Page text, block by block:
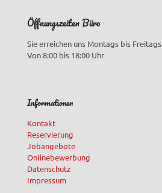
Öffnungszeiten Büro
Sie erreichen uns Montags bis Freitags
Von 8:00 bis 18:00 Uhr
Informationen
Kontakt
Reservierung
Jobangebote
Onlinebewerbung
Datenschutz
Impressum